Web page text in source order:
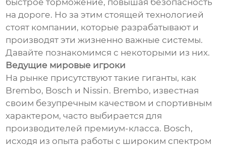
быстрое торможение, повышая безопасность
на дороге. Но за этим стоящей технологией
стоят компании, которые разрабатывают и
производят эти жизненно важные системы.
Давайте познакомимся с некоторыми из них.
Ведущие мировые игроки
На рынке присутствуют такие гиганты, как
Brembo, Bosch и Nissin. Brembo, известная
своим безупречным качеством и спортивным
характером, часто выбирается для
производителей премиум-класса. Bosch,
исходя из опыта работы с широким спектром